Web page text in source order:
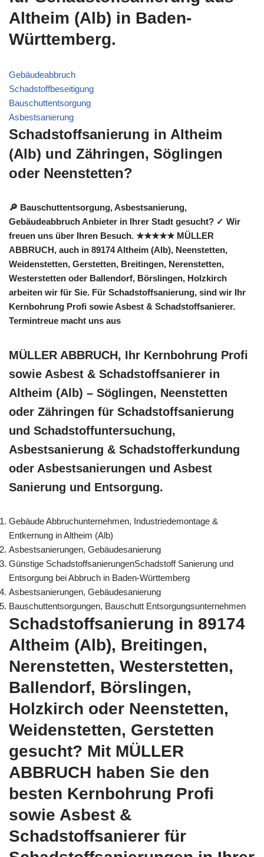
Altheim (Alb) in Baden-
Württemberg.
Gebäudeabbruch
Schadstoffbeseitigung
Bauschuttentsorgung
Asbestsanierung
Schadstoffsanierung in Altheim
(Alb) und Zähringen, Söglingen
oder Neenstetten?
🔎 Bauschuttentsorgung, Asbestsanierung,
Gebäudeabbruch Anbieter in Ihrer Stadt gesucht? ✓ Wir
freuen uns über Ihren Besuch. ★★★★★ MÜLLER
ABBRUCH, auch in 89174 Altheim (Alb), Neenstetten,
Weidenstetten, Gerstetten, Breitingen, Nerenstetten,
Westerstetten oder Ballendorf, Börslingen, Holzkirch
arbeiten wir für Sie. Für Schadstoffsanierung, sind wir Ihr
Kernbohrung Profi sowie Asbest & Schadstoffsanierer.
Termintreue macht uns aus
MÜLLER ABBRUCH, Ihr Kernbohrung Profi
sowie Asbest & Schadstoffsanierer in
Altheim (Alb) – Söglingen, Neenstetten
oder Zähringen für Schadstoffsanierung
und Schadstoffuntersuchung,
Asbestsanierung & Schadstofferkundung
oder Asbestsanierungen und Asbest
Sanierung und Entsorgung.
Gebäude Abbruchunternehmen, Industriedemontage &
Entkernung in Altheim (Alb)
Asbestsanierungen, Gebäudesanierung
Günstige SchadstoffsanierungenSchadstoff Sanierung und
Entsorgung bei Abbruch in Baden-Württemberg
Asbestsanierungen, Gebäudesanierung
Bauschuttentsorgungen, Bauschutt Entsorgungsunternehmen
Schadstoffsanierung in 89174
Altheim (Alb), Breitingen,
Nerenstetten, Westerstetten,
Ballendorf, Börslingen,
Holzkirch oder Neenstetten,
Weidenstetten, Gerstetten
gesucht? Mit MÜLLER
ABBRUCH haben Sie den
besten Kernbohrung Profi
sowie Asbest &
Schadstoffsanierer für